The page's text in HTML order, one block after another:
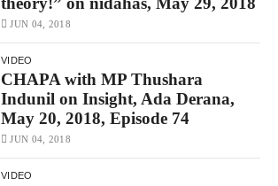
JUN 04, 2018
VIDEO
CHAPA with MP Thushara
Indunil on Insight, Ada Derana,
May 20, 2018, Episode 74
JUN 04, 2018
VIDEO